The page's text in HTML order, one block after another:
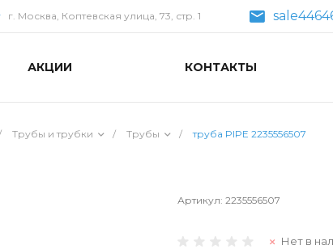
г. Москва, Коптевская улица, 73, стр. 1
АКЦИИ КОНТАКТЫ
Трубы и трубки / Трубы / труба PIPE 2235556507
Артикул: 2235556507
Нет в